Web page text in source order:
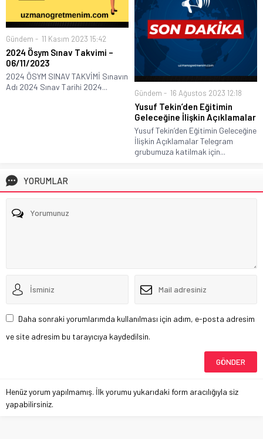
Gündem 11 Kasım 2023 15:42
2024 Ösym Sınav Takvimi –
06/11/2023
2024 ÖSYM SINAV TAKVİMİ Sınavın
Adı 2024 Sınav Tarihi 2024...
Gündem 16 Ağustos 2023 12:18
Yusuf Tekin’den Eğitimin
Geleceğine İlişkin Açıklamalar
Yusuf Tekin’den Eğitimin Geleceğine
İlişkin Açıklamalar Telegram
grubumuza katilmak için...
YORUMLAR
Daha sonraki yorumlarımda kullanılması için adım, e-posta adresim
ve site adresim bu tarayıcıya kaydedilsin.
Henüz yorum yapılmamış. İlk yorumu yukarıdaki form aracılığıyla siz
yapabilirsiniz.